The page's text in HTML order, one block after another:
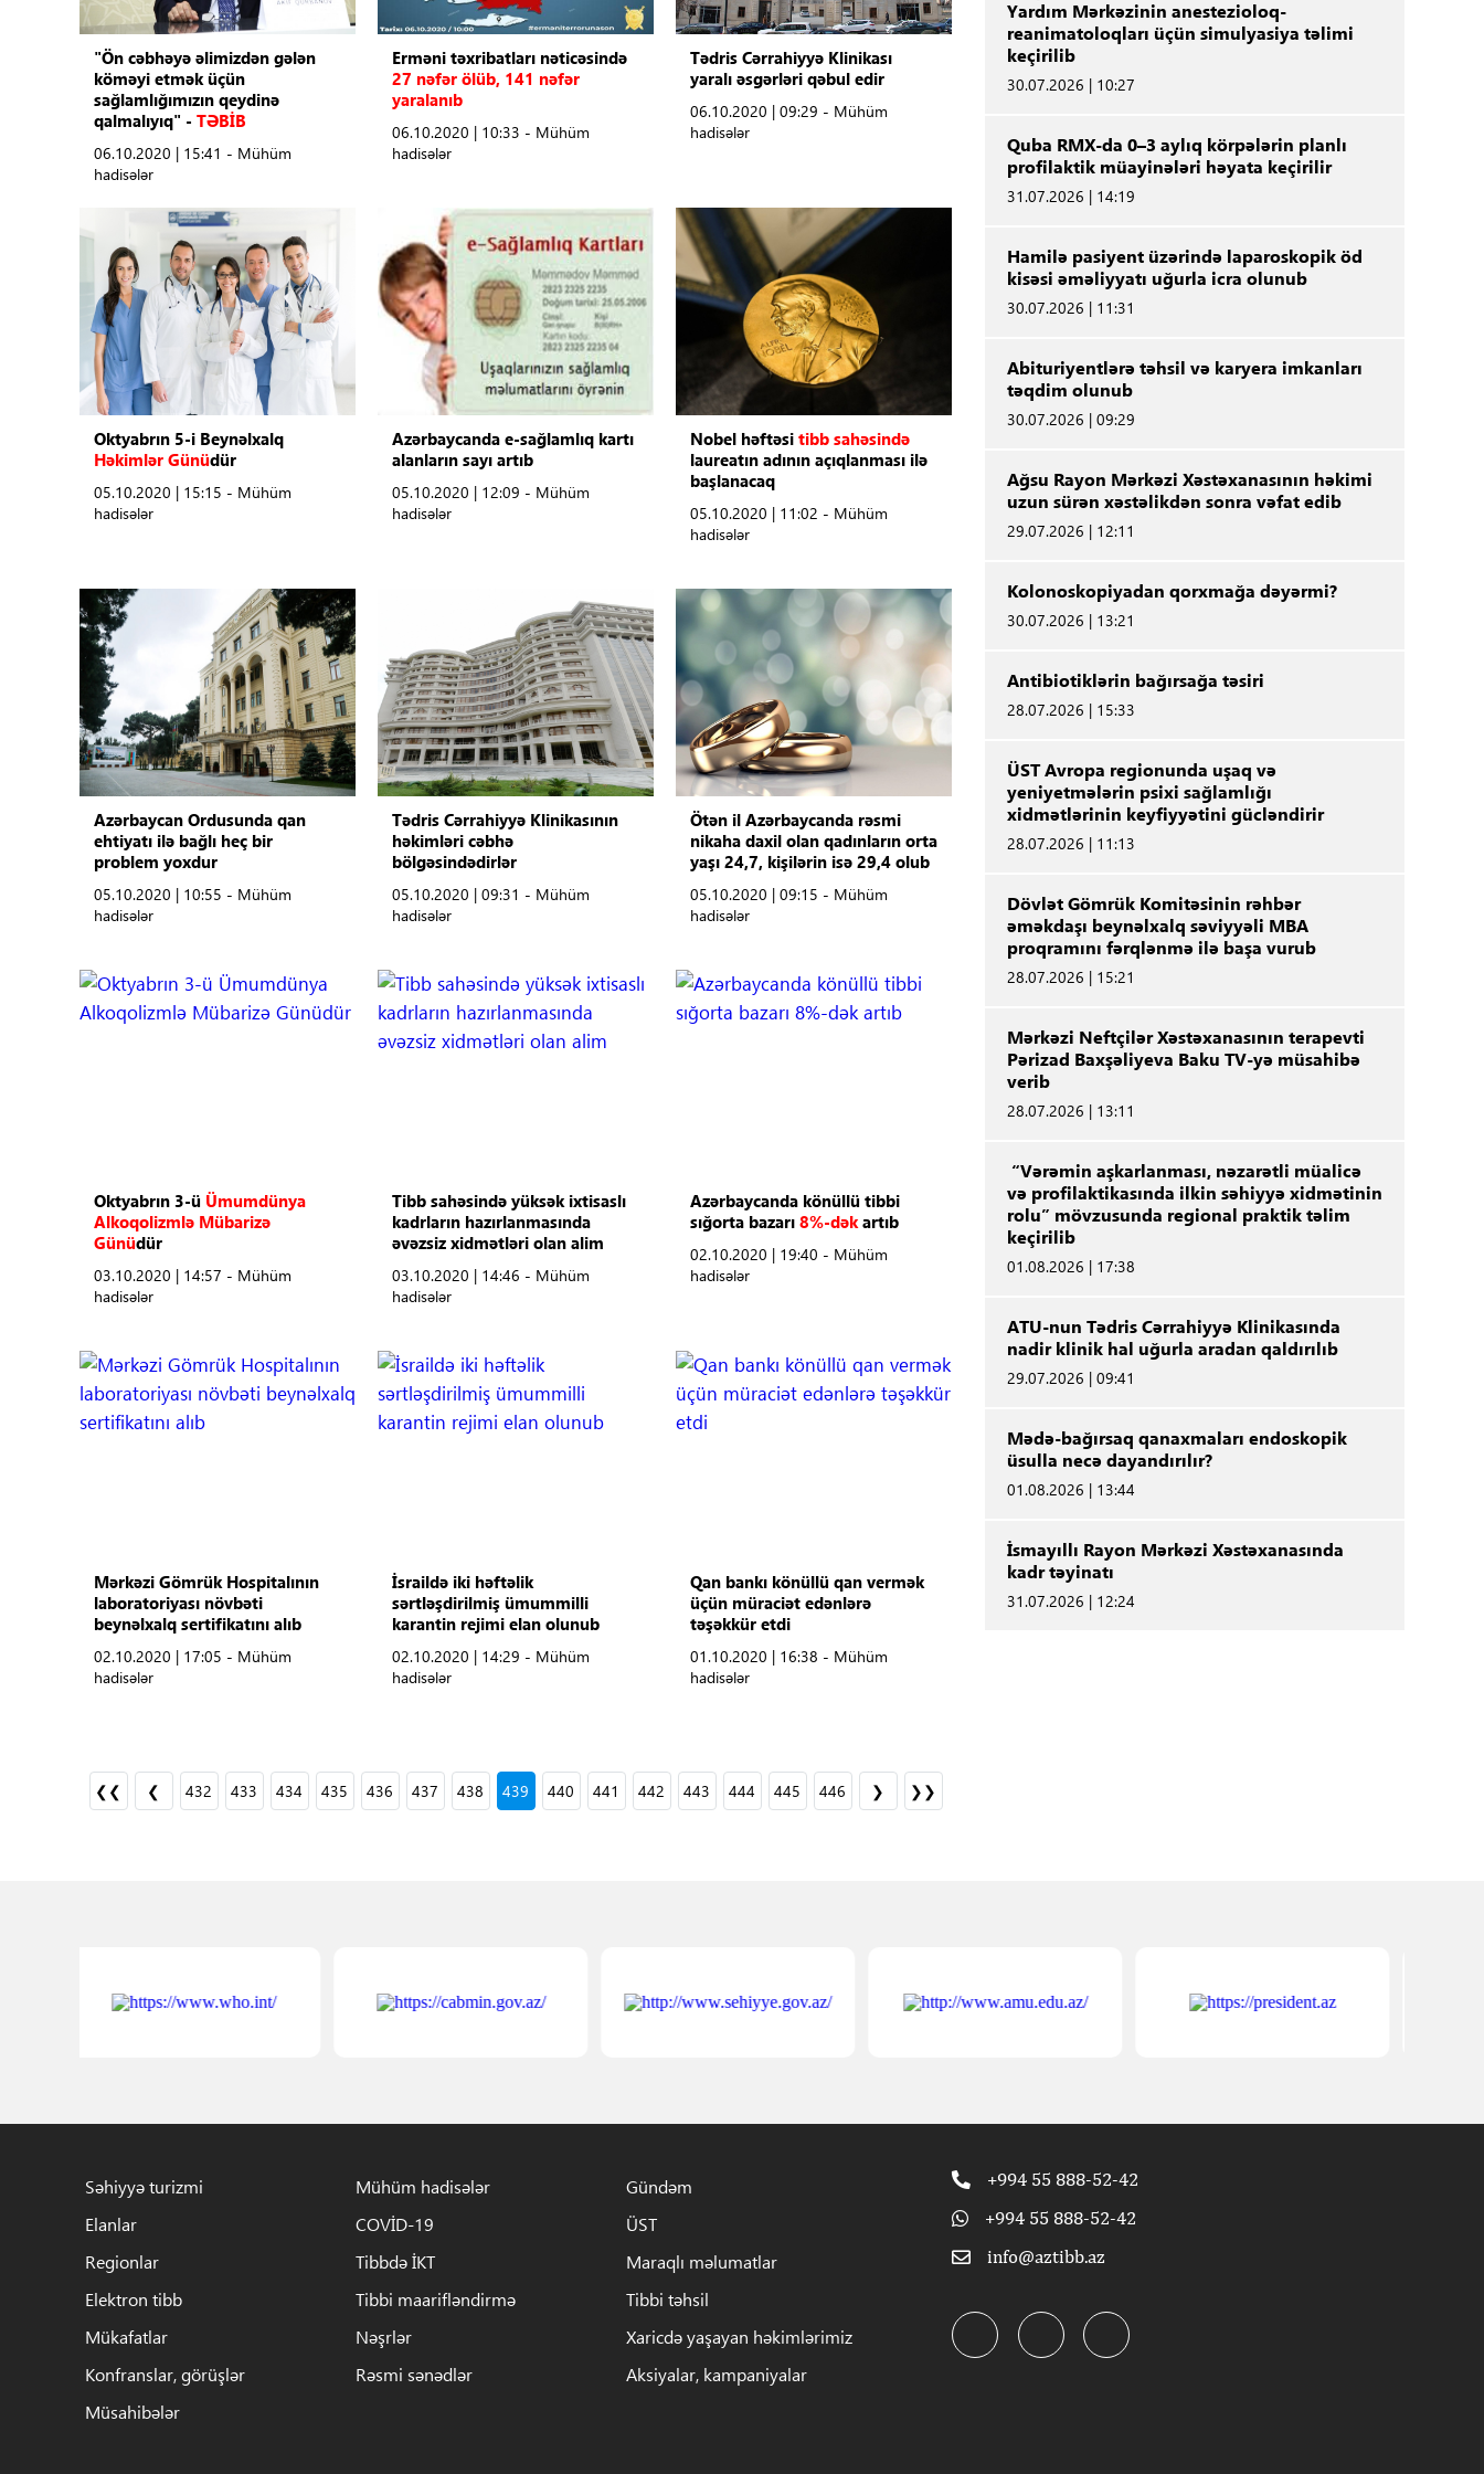
"Ön cəbhəyə əlimizdən gələn
köməyi etmək üçün
sağlamlığımızın qeydinə
qalmalıyıq" - TƏBİB
06.10.2020 | 15:41 - Mühüm
hadisələr
Erməni təxribatları nəticəsində
27 nəfər ölüb, 141 nəfər
yaralanıb
06.10.2020 | 10:33 - Mühüm
hadisələr
Tədris Cərrahiyyə Klinikası
yaralı əsgərləri qəbul edir
06.10.2020 | 09:29 - Mühüm
hadisələr
Oktyabrın 5-i Beynəlxalq
Həkimlər Günüdür
05.10.2020 | 15:15 - Mühüm
hadisələr
Azərbaycanda e-sağlamlıq kartı
alanların sayı artıb
05.10.2020 | 12:09 - Mühüm
hadisələr
Nobel həftəsi tibb sahəsində
laureatın adının açıqlanması ilə
başlanacaq
05.10.2020 | 11:02 - Mühüm
hadisələr
Azərbaycan Ordusunda qan
ehtiyatı ilə bağlı heç bir
problem yoxdur
05.10.2020 | 10:55 - Mühüm
hadisələr
Tədris Cərrahiyyə Klinikasının
həkimləri cəbhə
bölgəsindədirlər
05.10.2020 | 09:31 - Mühüm
hadisələr
Ötən il Azərbaycanda rəsmi
nikaha daxil olan qadınların orta
yaşı 24,7, kişilərin isə 29,4 olub
05.10.2020 | 09:15 - Mühüm
hadisələr
Oktyabrın 3-ü Ümumdünya
Alkoqolizmlə Mübarizə
Günüdür
03.10.2020 | 14:57 - Mühüm
hadisələr
Tibb sahəsində yüksək ixtisaslı
kadrların hazırlanmasında
əvəzsiz xidmətləri olan alim
03.10.2020 | 14:46 - Mühüm
hadisələr
Azərbaycanda könüllü tibbi
sığorta bazarı 8%-dəkartıb
02.10.2020 | 19:40 - Mühüm
hadisələr
Mərkəzi Gömrük Hospitalının
laboratoriyası növbəti
beynəlxalq sertifikatını alıb
02.10.2020 | 17:05 - Mühüm
hadisələr
İsraildə iki həftəlik
sərtləşdirilmiş ümummilli
karantin rejimi elan olunub
02.10.2020 | 14:29 - Mühüm
hadisələr
Qan bankı könüllü qan vermək
üçün müraciət edənlərə
təşəkkür etdi
01.10.2020 | 16:38 - Mühüm
hadisələr
❮❮ ❮ 432 433 434 435 436 437 438 439 440 441 442 443 444 445 446 ❯ ❯❯
Yardım Mərkəzinin anestezioloq-
reanimatoloqları üçün simulyasiya təlimi
keçirilib
30.07.2026 | 10:27
Quba RMX-da 0–3 aylıq körpələrin planlı
profilaktik müayinələri həyata keçirilir
31.07.2026 | 14:19
Hamilə pasiyent üzərində laparoskopik öd
kisəsi əməliyyatı uğurla icra olunub
30.07.2026 | 11:31
Abituriyentlərə təhsil və karyera imkanları
təqdim olunub
30.07.2026 | 09:29
Ağsu Rayon Mərkəzi Xəstəxanasının həkimi
uzun sürən xəstəlikdən sonra vəfat edib
29.07.2026 | 12:11
Kolonoskopiyadan qorxmağa dəyərmi?
30.07.2026 | 13:21
Antibiotiklərin bağırsağa təsiri
28.07.2026 | 15:33
ÜST Avropa regionunda uşaq və
yeniyetmələrin psixi sağlamlığı
xidmətlərinin keyfiyyətini gücləndirir
28.07.2026 | 11:13
Dövlət Gömrük Komitəsinin rəhbər
əməkdaşı beynəlxalq səviyyəli MBA
proqramını fərqlənmə ilə başa vurub
28.07.2026 | 15:21
Mərkəzi Neftçilər Xəstəxanasının terapevti
Pərizad Baxşəliyeva Baku TV-yə müsahibə
verib
28.07.2026 | 13:11
“Vərəmin aşkarlanması, nəzarətli müalicə
və profilaktikasında ilkin səhiyyə xidmətinin
rolu” mövzusunda regional praktik təlim
keçirilib
01.08.2026 | 17:38
ATU-nun Tədris Cərrahiyyə Klinikasında
nadir klinik hal uğurla aradan qaldırılıb
29.07.2026 | 09:41
Mədə-bağırsaq qanaxmaları endoskopik
üsulla necə dayandırılır?
01.08.2026 | 13:44
İsmayıllı Rayon Mərkəzi Xəstəxanasında
kadr təyinatı
31.07.2026 | 12:24
Səhiyyə turizmi Mühüm hadisələr
Gündəm
Elanlar
COVİD-19
ÜST
Regionlar
Tibbdə İKT
Maraqlı məlumatlar
Elektron tibb
Tibbi maarifləndirmə
Tibbi təhsil
Mükafatlar
Nəşrlər
Xaricdə yaşayan həkimlərimiz
Konfranslar, görüşlər
Rəsmi sənədlər
Aksiyalar, kampaniyalar
Müsahibələr
+994 55 888-52-42
+994 55 888-52-42
info@aztibb.az
Tibbdə İKT
Regionlar
Tibbi maarifləndirmə
Mühüm hadisələr
COVID-19